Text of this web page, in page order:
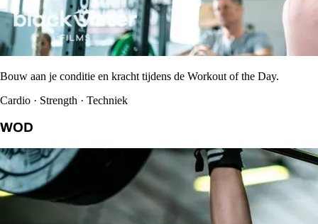
Bouw aan je conditie en kracht tijdens de Workout of the Day.
Cardio · Strength · Techniek
WOD